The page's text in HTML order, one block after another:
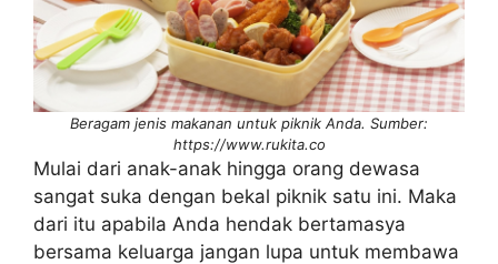
Beragam jenis makanan untuk piknik Anda. Sumber:
https://www.rukita.co
Mulai dari anak-anak hingga orang dewasa
sangat suka dengan bekal piknik satu ini. Maka
dari itu apabila Anda hendak bertamasya
bersama keluarga jangan lupa untuk membawa